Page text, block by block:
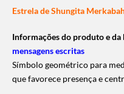
Estrela de Shungita
Informações do produto e da
mensagens escritas
Símbolo geométrico para
que favorece presença e